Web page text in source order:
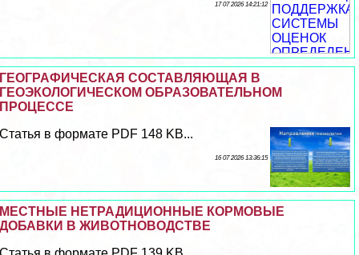
17 07 2026 14:21:12
ГЕОГРАФИЧЕСКАЯ СОСТАВЛЯЮЩАЯ В
ГЕОЭКОЛОГИЧЕСКОМ ОБРАЗОВАТЕЛЬНОМ
ПРОЦЕССЕ
Статья в формате PDF 148 KB...
16 07 2026 13:36:15
МЕСТНЫЕ НЕТРАДИЦИОННЫЕ КОРМОВЫЕ
ДОБАВКИ В ЖИВОТНОВОДСТВЕ